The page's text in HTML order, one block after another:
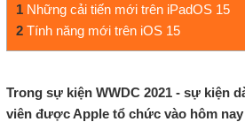
1 Những cải tiến mới trên iPadOS 15
2 Tính năng mới trên iOS 15
Trong sự kiện WWDC 2021 - sự kiện
viên được Apple tổ chức vào hôm nay